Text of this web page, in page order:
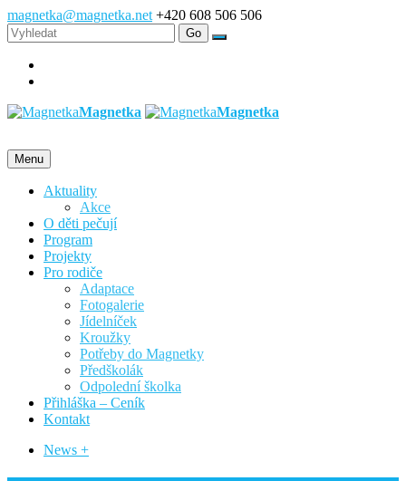
magnetka@magnetka.net +420 608 506 506
Magnetka Magnetka
Menu
Aktuality
Akce
O děti pečují
Program
Projekty
Pro rodiče
Adaptace
Fotogalerie
Jídelníček
Kroužky
Potřeby do Magnetky
Předškolák
Odpolední školka
Přihláška – Ceník
Kontakt
News +